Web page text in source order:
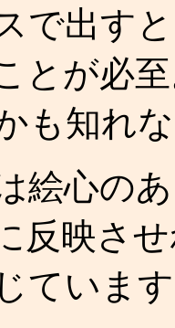
で出す
とが必
も知れ
絵心の
反映さ
ていま